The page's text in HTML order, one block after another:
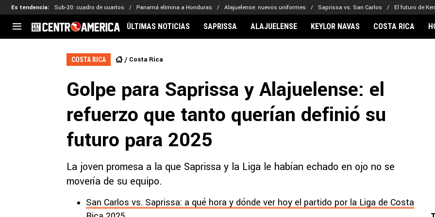
Es tendencia: Sub-20: cuadro de cuartos Panamá elimina a Honduras Alajuelense: nuevos uniformes Saprissa vs. San Carlos El futuro de
CENTROAMÉRICA
CONCACAF
Liga de Naciones
Eliminatorias
Copa de Campeones
Copa Centroamericana
MLS
Kervin Arriaga
Adalberto Carrasquilla
Nathaniel Méndez-Laing
Alajuelense
Comunicaciones
Real Estelí
ÚLTIMAS NOTICIAS SAPRISSA ALAJUELENSE KEYLOR NAVAS COSTA RICA
COSTA RICA Costa Rica
Golpe para Saprissa y Alajuelense: el
refuerzo que tanto querían definió su
futuro para 2025
La joven promesa a la que Saprissa y la Liga le habían echado en ojo no se
movería de su equipo.
San Carlos vs. Saprissa: a qué hora y dónde ver hoy el partido por la Liga de Costa